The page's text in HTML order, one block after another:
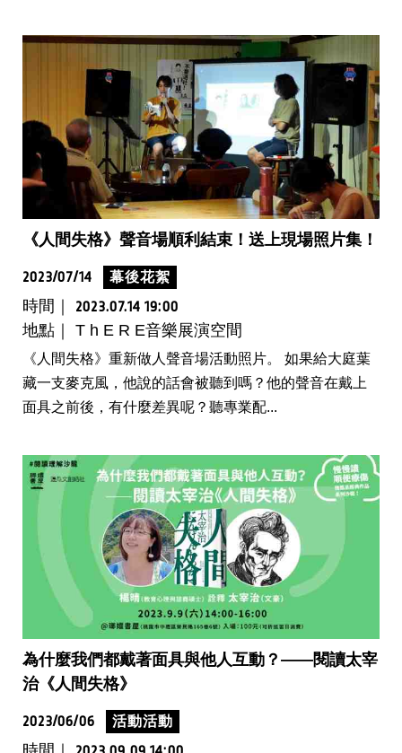
《人間失格》聲音場順利結束！送上現場照片集！
2023/07/14 幕後花絮
時間｜ 2023.07.14 19:00
地點｜ T h E R E音樂展演空間
《人間失格》重新做人聲音場活動照片。 如果給大庭葉
藏一支麥克風，他說的話會被聽到嗎？他的聲音在戴上
面具之前後，有什麼差異呢？聽專業配...
為什麼我們都戴著面具與他人互動？——閱讀太宰
治《人間失格》
2023/06/06 活動活動